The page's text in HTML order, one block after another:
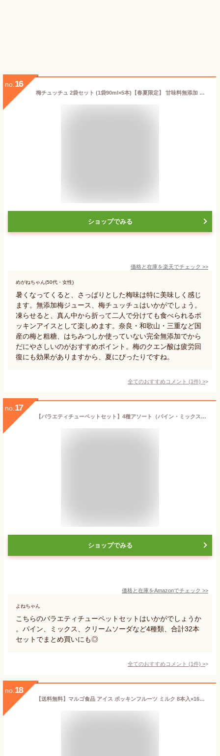
no. 16
梅チュッチュ 2袋セット (1袋90ml×5本)【春夏限定】 甘味料無添加 ジュース アイス
ショップでみる
価格と在庫を楽天でチェック >>
めがねちゃん(50代・女性)
暑くなってくると、さっぱりとした梅味は特に美味しく感じ
ます。無添加梅ジュース、梅チュッチュはいかがでしょう。
凍らせると、真ん中から折って二人で分けても食べられるポ
ッキンアイスとして楽しめます。奈良・和歌山・三重など国
産の梅と粗糖、はちみつしか使っていない完全無添加でから
だにやさしいのがおすすめポイント。梅のクエン酸は疲労回
復にも効果がありますから、夏にぴったりですね。
全てのおすすめコメント (1件) >
no. 17
【バラエティチューペットセット】4種アソート（パイン・ミックス・クリームソーダ＆ホワイト・かき氷）合計32本 ポッキンアイス 夏のおやつ イベント 差し入れに
ショップでみる
価格と在庫をAmazonでチェック >>
よねちゃん
こちらのバラエティチューペットセットはいかがでしょうか
。パイン、ミックス、クリームソーダなど4種類、合計32本
セットでまとめ買いにも◎
全てのおすすめコメント (1件) >
no. 18
【送料無料】マルゴ食品 アイス ポッキンフルーツ ミルク 8本入×16袋セット チューペット風ドリンク おやつ 子供 食品 チューチュー シャーベット ポッキンアイス 棒ジュース【のし・包装不可】